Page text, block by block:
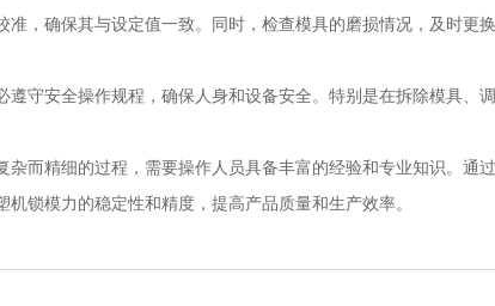
，确保其与设定值一致。同时，检查模具的磨损情况，及时更
遵守安全操作规程，确保人身和设备安全。特别是在拆除模具、
而精细的过程，需要操作人员具备丰富的经验和专业知识。通
锁模力的稳定性和精度，提高产品质量和生产效率。